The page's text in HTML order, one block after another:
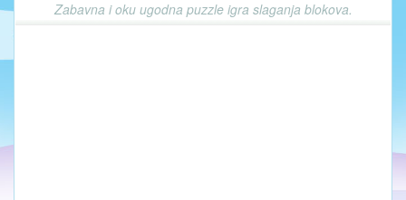
Zabavna i oku ugodna puzzle igra slaganja blokova.